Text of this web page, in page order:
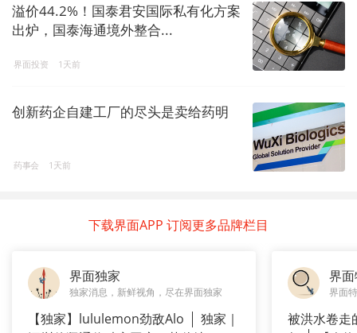
溢价44.2%！国泰君安国际私有化方案
出炉，国泰海通境外整合...
界面投资 1天前
创新药企自建工厂的尽头是卖给药明
药事会 1天前
下载界面APP 订阅更多品牌栏目
界面独家
独家消息，新鲜视角，尽在界面独家
【独家】lululemon劲敌Alo
独家｜
界
界面
被洪水卷走